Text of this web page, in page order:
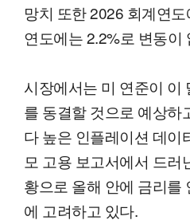
망치 또한 2026 회계연
연도에는 2.2%로 변동이
시장에서는 미 연준이 이
를 동결할 것으로 예상하
다 높은 인플레이션 데이
모 고용 보고서에서 드러
황으로 올해 안에 금리를
에 고려하고 있다.